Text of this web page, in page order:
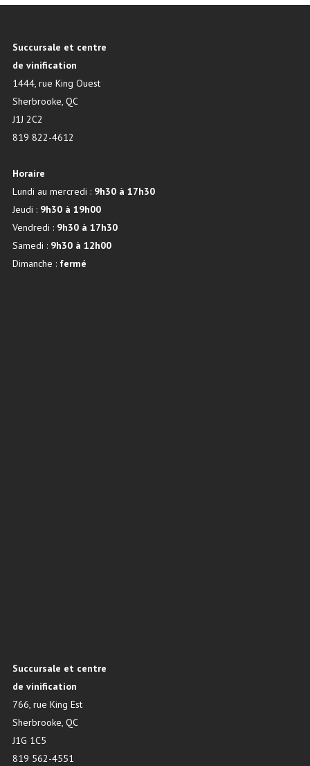
Succursale et centre
de vinification
1444, rue King Ouest
Sherbrooke, QC
J1J 2C2
819 822-4612
Horaire
Lundi au mercredi : 9h30 à 17h30
Jeudi : 9h30 à 19h00
Vendredi : 9h30 à 17h30
Samedi : 9h30 à 12h00
Dimanche : fermé
Succursale et centre
de vinification
766, rue King Est
Sherbrooke, QC
J1G 1C5
819 562-4551